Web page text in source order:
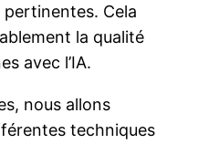
Cela
la qualité
avec l’IA.
nous allons
techniques